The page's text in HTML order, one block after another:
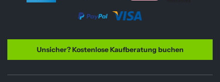
s
Unsicher? Kostenlose Kaufberatung buchen